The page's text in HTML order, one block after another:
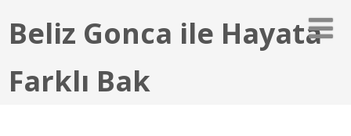
Beliz Gonca ile Hayata
Farklı Bak